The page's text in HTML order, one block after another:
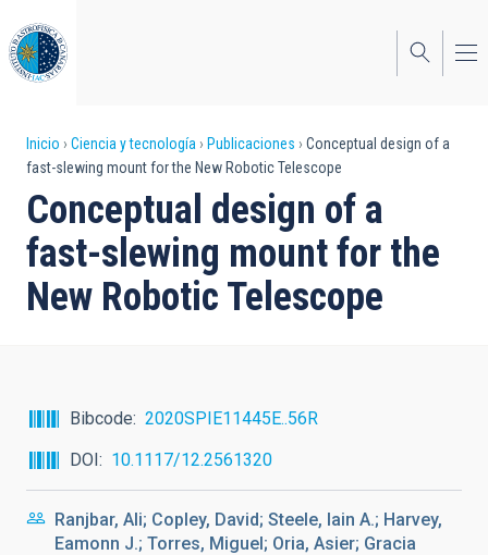
al
contenido
principal
Sobrescribir
enlaces
de
ayuda
a
Inicio Ciencia y tecnología Publicaciones
Conceptual design of a
fast-slewing mount for the New Robotic Telescope
Conceptual design of a
fast-slewing mount for the
New Robotic Telescope
Bibcode
2020SPIE11445E..56R
DOI
10.1117/12.2561320
Ranjbar, Ali; Copley, David; Steele, Iain A.; Harvey,
Eamonn J.; Torres, Miguel; Oria, Asier; Gracia